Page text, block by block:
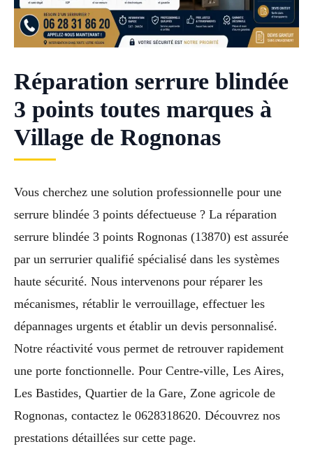
Réparation serrure blindée
3 points toutes marques à
Village de Rognonas
Vous cherchez une solution professionnelle pour une
serrure blindée 3 points défectueuse ? La réparation
serrure blindée 3 points Rognonas (13870) est assurée
par un serrurier qualifié spécialisé dans les systèmes
haute sécurité. Nous intervenons pour réparer les
mécanismes, rétablir le verrouillage, effectuer les
dépannages urgents et établir un devis personnalisé.
Notre réactivité vous permet de retrouver rapidement
une porte fonctionnelle. Pour Centre-ville, Les Aires,
Les Bastides, Quartier de la Gare, Zone agricole de
Rognonas, contactez le 0628318620. Découvrez nos
prestations détaillées sur cette page.